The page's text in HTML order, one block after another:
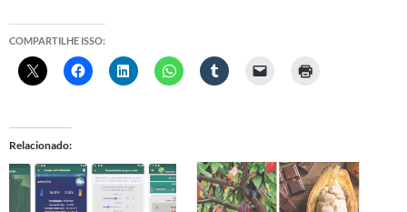
COMPARTILHE ISSO:
Relacionado